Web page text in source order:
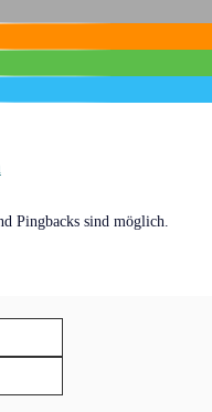
Pingbacks sind möglich.